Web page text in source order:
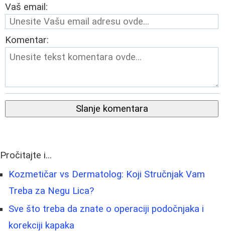
Vaš email:
Komentar:
Slanje komentara
Pročitajte i...
Kozmetičar vs Dermatolog: Koji Stručnjak Vam
Treba za Negu Lica?
Sve što treba da znate o operaciji podočnjaka i
korekciji kapaka